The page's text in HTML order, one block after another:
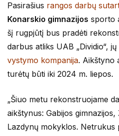
Pasirašius rangos darbų
Konarskio gimnazijos sporto
šį rugpjūtį bus pradėti
darbus atliks UAB „Dividio“,
vystymo kompanija. Aikštyno
turėtų būti iki 2024 m. liepos.
„Šiuo metu rekonstruojame
aikštynus: Gabijos
Lazdynų mokyklos. Netrukus